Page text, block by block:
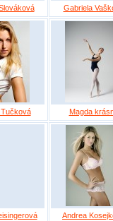
Gabriela
Tučková Magda
Andrea